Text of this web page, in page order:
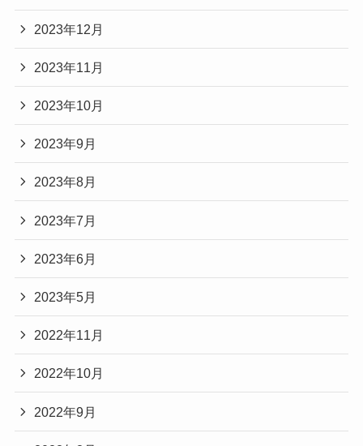
2023年12月
2023年11月
2023年10月
2023年9月
2023年8月
2023年7月
2023年6月
2023年5月
2022年11月
2022年10月
2022年9月